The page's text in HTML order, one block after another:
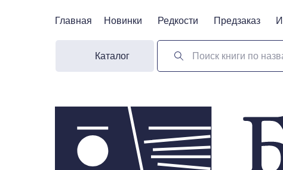
Поиск книги по
Новинки Предзаказ
Редкости
Главная
Каталог
Новинки Предзаказ
Редкости
Главная